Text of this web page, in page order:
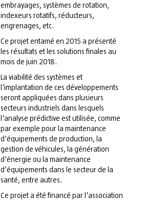
embrayages, systèmes de rotation,
indexeurs rotatifs, réducteurs,
engrenages, etc.
Ce projet entamé en 2015 a présenté
les résultats et les solutions finales au
mois de juin 2018.
La viabilité des systèmes et
l'implantation de ces développements
seront appliquées dans plusieurs
secteurs industriels dans lesquels
l'analyse prédictive est utilisée, comme
par exemple pour la maintenance
d'équipements de production, la
gestion de véhicules, la génération
d'énergie ou la maintenance
d'équipements dans le secteur de la
santé, entre autres.
Ce projet a été financé par l'association